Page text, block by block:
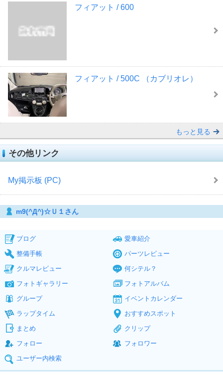
フィアット / 600
フィアット / 500C （カブリオレ）
もっと見る
その他リンク
My掲示板 (PC)
m9(^Д^)☆Ｕ１さん
ブログ
愛車紹介
整備手帳
パーツレビュー
クルマレビュー
何シテル？
フォトギャラリー
フォトアルバム
グループ
イベントカレンダー
ラップタイム
おすすめスポット
まとめ
クリップ
フォロー
フォロワー
ユーザー内検索